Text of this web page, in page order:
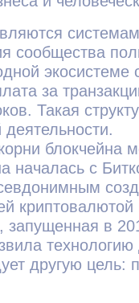
сообщества
экосистеме
за
Такая
блокчейна
началась с
запущенная в
другую